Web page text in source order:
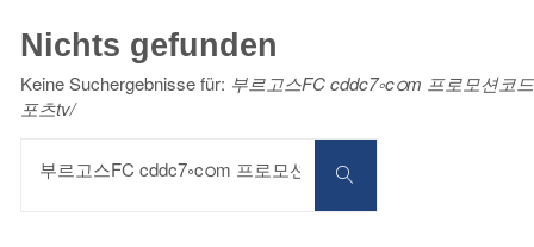
Nichts gefunden
Keine Suchergebnisse für: 부르고스FC cddc7༚cഠm 프로모션코
포츠tv/
Suchen